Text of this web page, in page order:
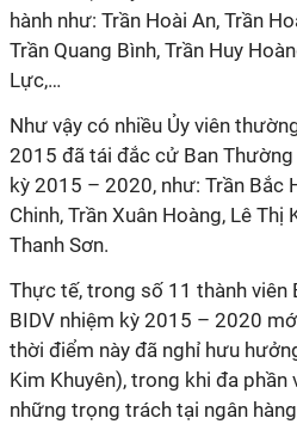
hành như: Trần Hoài An, Trần
Trần Quang Bình, Trần Huy
Lực,…
Như vậy có nhiều Ủy viên
2015 đã tái đắc cử Ban Thường
kỳ 2015 – 2020, như: Trần Bắc
Chinh, Trần Xuân Hoàng, Lê Thị
Thanh Sơn.
Thực tế, trong số 11 thành viên
BIDV nhiệm kỳ 2015 – 2020
thời điểm này đã nghỉ hưu
Kim Khuyên), trong khi đa
những trọng trách tại ngân